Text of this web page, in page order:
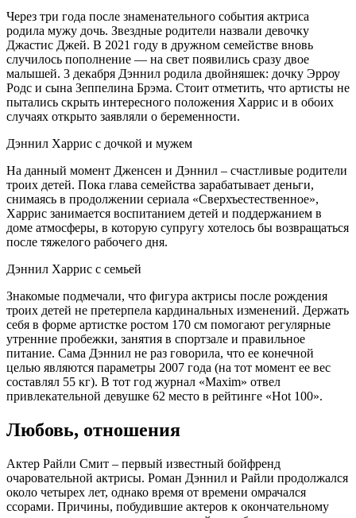
Через три года после знаменательного события актриса
родила мужу дочь. Звездные родители назвали девочку
Джастис Джей. В 2021 году в дружном семействе вновь
случилось пополнение — на свет появились сразу двое
малышей. 3 декабря Дэннил родила двойняшек: дочку Эрроу
Родс и сына Зеппелина Брэма. Стоит отметить, что артисты не
пытались скрыть интересного положения Харрис и в обоих
случаях открыто заявляли о беременности.
Дэннил Харрис с дочкой и мужем
На данный момент Дженсен и Дэннил – счастливые родители
троих детей. Пока глава семейства зарабатывает деньги,
снимаясь в продолжении сериала «Сверхъестественное»,
Харрис занимается воспитанием детей и поддержанием в
доме атмосферы, в которую супругу хотелось бы возвращаться
после тяжелого рабочего дня.
Дэннил Харрис с семьей
Знакомые подмечали, что фигура актрисы после рождения
троих детей не претерпела кардинальных изменений. Держать
себя в форме артистке ростом 170 см помогают регулярные
утренние пробежки, занятия в спортзале и правильное
питание. Сама Дэннил не раз говорила, что ее конечной
целью являются параметры 2007 года (на тот момент ее вес
составлял 55 кг). В тот год журнал «Maxim» отвел
привлекательной девушке 62 место в рейтинге «Hot 100».
Любовь, отношения
Актер Райли Смит – первый известный бойфренд
очаровательной актрисы. Роман Дэннил и Райли продолжался
около четырех лет, однако время от времени омрачался
ссорами. Причины, побудившие актеров к окончательному